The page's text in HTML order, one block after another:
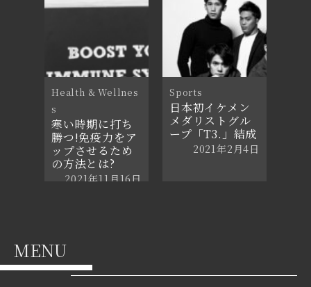
Health & Wellnes
s
寒い時期に打ち
勝つ!免疫力をア
ップさせるため
の方法とは?
2021年11月16日
Sports
日本初イケメン
メダリストグル
ープ「T3.」結成
2021年2月4日
MENU